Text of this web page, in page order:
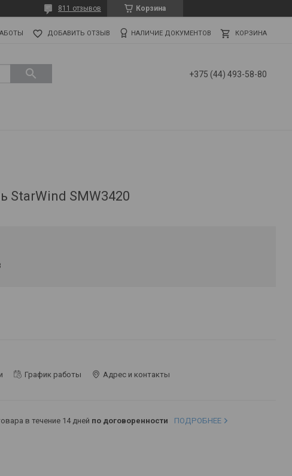
Корзина
811 отзывов
ДОБАВИТЬ ОТЗЫВ НАЛИЧИЕ ДОКУМЕНТОВ КОРЗИНА
+375 (44) 493-58-80
StarWind SMW3420
График работы Адрес и контакты
в течение 14 дней по договоренности ПОДРОБНЕЕ